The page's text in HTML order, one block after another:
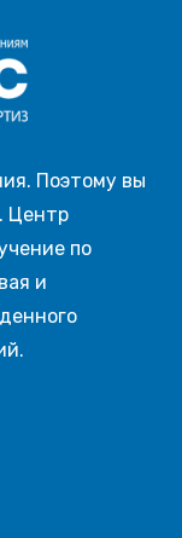
Поэтому вы
Центр
по
и